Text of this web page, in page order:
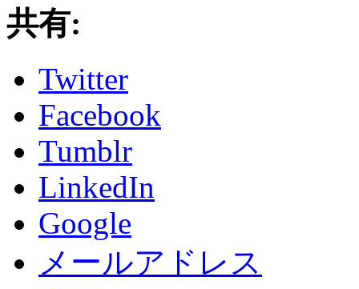
共有:
Twitter
Facebook
Tumblr
LinkedIn
Google
メールアドレス